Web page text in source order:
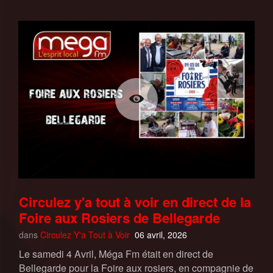
Circulez y'a tout à voir en direct de la
Foire aux Rosiers de Bellegarde
dans Circulez Y'a Tout à Voir 06 avril, 2026
Le samedi 4 Avril, Méga Fm était en direct de
Bellegarde pour la Foire aux rosiers, en compagnie de